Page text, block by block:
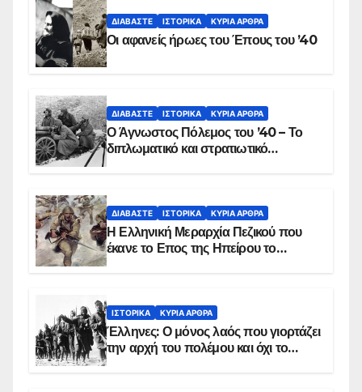
ΔΙΑΒΆΣΤΕ ΙΣΤΟΡΙΚΆ ΚΥΡΙΑ ΑΡΘΡΑ
Οι αφανείς ήρωες του Έπους του ’40
ΔΙΑΒΆΣΤΕ ΙΣΤΟΡΙΚΆ ΚΥΡΙΑ ΑΡΘΡΑ
Ο Άγνωστος Πόλεμος του ’40 – Το
διπλωματικό και στρατιωτικό
ΔΙΑΒΆΣΤΕ ΙΣΤΟΡΙΚΆ ΚΥΡΙΑ ΑΡΘΡΑ
Η Ελληνική Μεραρχία Πεζικού που
έκανε το Επος της Ηπείρου το
ΙΣΤΟΡΙΚΆ ΚΥΡΙΑ ΑΡΘΡΑ
Έλληνες: Ο μόνος λαός που γιορτάζει
την αρχή του πολέμου και όχι το